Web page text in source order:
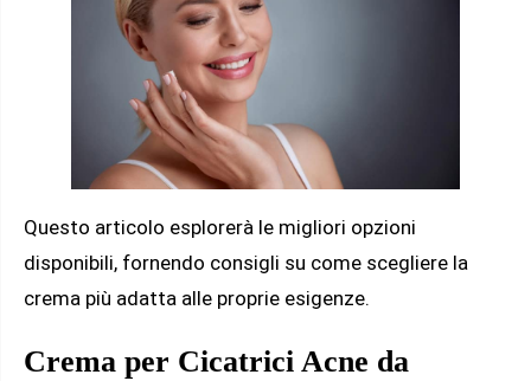
Questo articolo esplorerà le migliori opzioni
disponibili, fornendo consigli su come scegliere la
crema più adatta alle proprie esigenze.
Crema per Cicatrici Acne da